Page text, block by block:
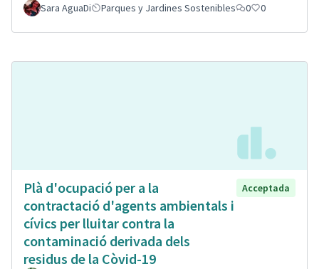
Sara AguaDi Parques y Jardines Sostenibles 0 0
Plà d'ocupació per a la
contractació d'agents ambientals i
cívics per lluitar contra la
contaminació derivada dels
residus de la Còvid-19
Acceptada